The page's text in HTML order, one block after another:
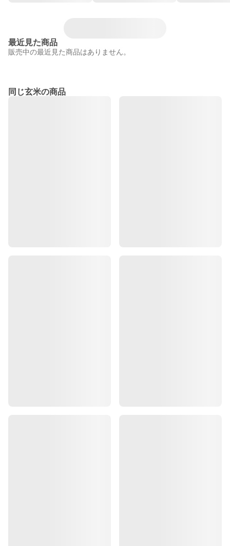
最近見た商品
販売中の最近見た商品はありません。
同じ玄米の商品